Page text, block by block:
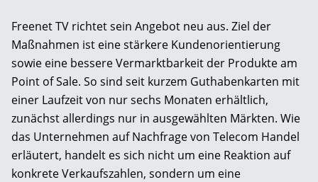
Freenet TV richtet sein Angebot neu aus. Ziel der
Maßnahmen ist eine stärkere Kundenorientierung
sowie eine bessere Vermarktbarkeit der Produkte am
Point of Sale. So sind seit kurzem Guthabenkarten mit
einer Laufzeit von nur sechs Monaten erhältlich,
zunächst allerdings nur in ausgewählten Märkten. Wie
das Unternehmen auf Nachfrage von Telecom Handel
erläutert, handelt es sich nicht um eine Reaktion auf
konkrete Verkaufszahlen, sondern um eine